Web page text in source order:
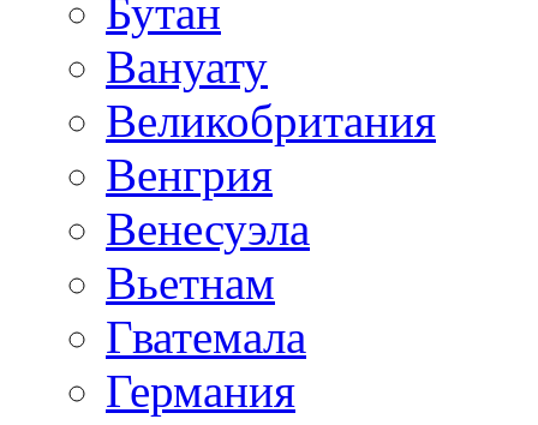
Бутан
Вануату
Великобритания
Венгрия
Венесуэла
Вьетнам
Гватемала
Германия